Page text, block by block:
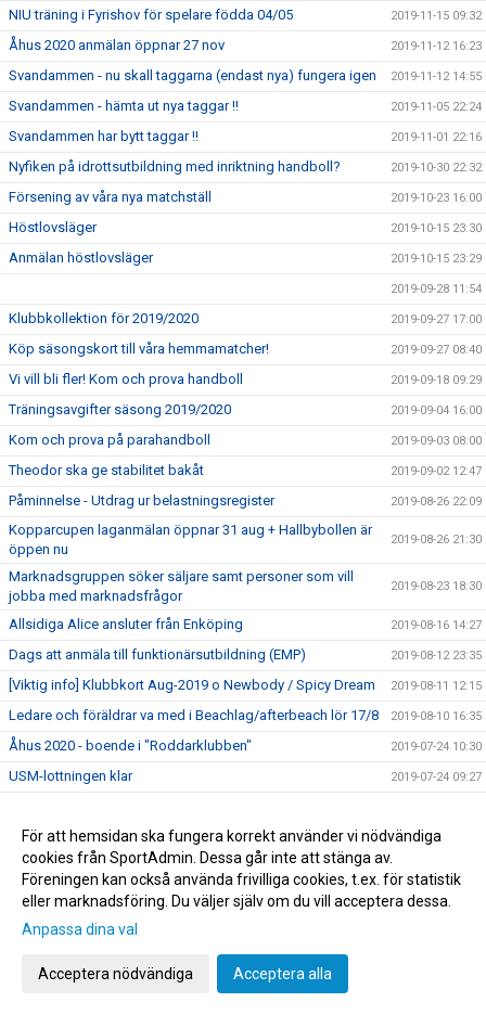
NIU träning i Fyrishov för spelare födda 04/05 2019-11-15 09:32
Åhus 2020 anmälan öppnar 27 nov 2019-11-12 16:23
Svandammen - nu skall taggarna (endast nya) fungera igen 2019-11-12 14:55
Svandammen - hämta ut nya taggar !! 2019-11-05 22:24
Svandammen har bytt taggar !! 2019-11-01 22:16
Nyfiken på idrottsutbildning med inriktning handboll? 2019-10-30 22:32
Försening av våra nya matchställ 2019-10-23 16:00
Höstlovsläger 2019-10-15 23:30
Anmälan höstlovsläger 2019-10-15 23:29
2019-09-28 11:54
Klubbkollektion för 2019/2020 2019-09-27 17:00
Köp säsongskort till våra hemmamatcher! 2019-09-27 08:40
Vi vill bli fler! Kom och prova handboll 2019-09-18 09:29
Träningsavgifter säsong 2019/2020 2019-09-04 16:00
Kom och prova på parahandboll 2019-09-03 08:00
Theodor ska ge stabilitet bakåt 2019-09-02 12:47
Påminnelse - Utdrag ur belastningsregister 2019-08-26 22:09
Kopparcupen laganmälan öppnar 31 aug + Hallbybollen är
öppen nu
2019-08-26 21:30
Marknadsgruppen söker säljare samt personer som vill
jobba med marknadsfrågor
2019-08-23 18:30
Allsidiga Alice ansluter från Enköping 2019-08-16 14:27
Dags att anmäla till funktionärsutbildning (EMP) 2019-08-12 23:35
[Viktig info] Klubbkort Aug-2019 o Newbody / Spicy Dream 2019-08-11 12:15
Ledare och föräldrar va med i Beachlag/afterbeach lör 17/8 2019-08-10 16:35
Åhus 2020 - boende i "Roddarklubben" 2019-07-24 10:30
USM-lottningen klar 2019-07-24 09:27
Målfarliga Frida flyttar från Falun 2019-07-14 07:20
Åhus beach - 378 st UHK gruppspelsmatcher 2019-07-13 10:56
Åhus beach festival är nu igång :-) 2019-07-12 22:24
Hannahs längd ger ökad räckvidd
Skyttedrottning förstärker offensiven
Thomas ny ledare i damstaben
För att hemsidan ska fungera korrekt använder vi nödvändiga
cookies från SportAdmin. Dessa går inte att stänga av.
Föreningen kan också använda frivilliga cookies, t.ex. för statistik
eller marknadsföring. Du väljer själv om du vill acceptera dessa.
Anpassa dina val
Acceptera nödvändiga Acceptera alla